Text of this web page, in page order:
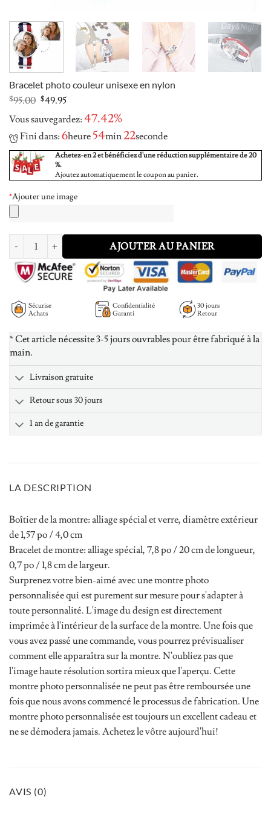
Bracelet photo couleur unisexe en nylon
$95.00 Original
was:
$95.00.
$49.95Current
is:
$49.95.
Vous sauvegardez:47.42%
Fini dans:6heure 54min21seconde
Achetez-en 2 et bénéficiez d'une réduction supplémentaire de 20
%.
Ajoutez automatiquement le coupon au panier.
*Ajouter une image
quantité de Unisex Photo Watch Color Nylon Strap
AJOUTER AU PANIER
Sécurise
Achats
Confidentialité
Garanti
30 jours
Retour
* Cet article nécessite 3-5 jours ouvrables pour être fabriqué à la
main.
Livraison gratuite
Retour sous 30 jours
1 an de garantie
LA DESCRIPTION
Boîtier de la montre: alliage spécial et verre, diamètre extérieur
de 1,57 po / 4,0 cm
Bracelet de montre: alliage spécial, 7,8 po / 20 cm de longueur,
0,7 po / 1,8 cm de largeur.
Surprenez votre bien-aimé avec une montre photo
personnalisée qui est purement sur mesure pour s'adapter à
toute personnalité. L'image du design est directement
imprimée à l'intérieur de la surface de la montre. Une fois que
vous avez passé une commande, vous pourrez prévisualiser
comment elle apparaîtra sur la montre. N'oubliez pas que
l'image haute résolution sortira mieux que l'aperçu. Cette
montre photo personnalisée ne peut pas être remboursée une
fois que nous avons commencé le processus de fabrication. Une
montre photo personnalisée est toujours un excellent cadeau et
ne se démodera jamais. Achetez le vôtre aujourd'hui!
AVIS (0)